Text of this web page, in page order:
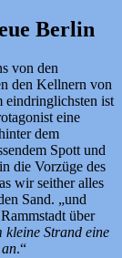
Berlin
von den
den Kellnern von
eindringlichsten ist
eine
dem
Spott und
die Vorzüge des
wir seither alles
Sand. „und
über
kleine Strand eine
.“